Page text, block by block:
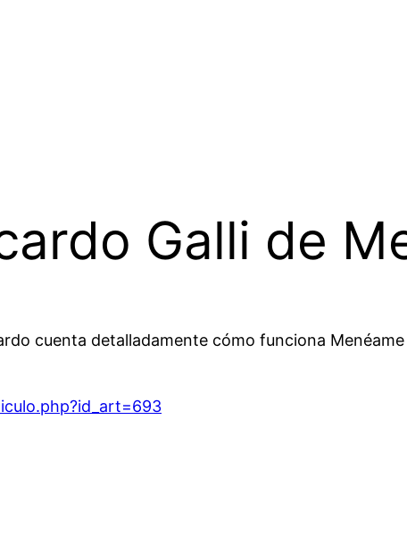
Galli de
cuenta detalladamente cómo funciona